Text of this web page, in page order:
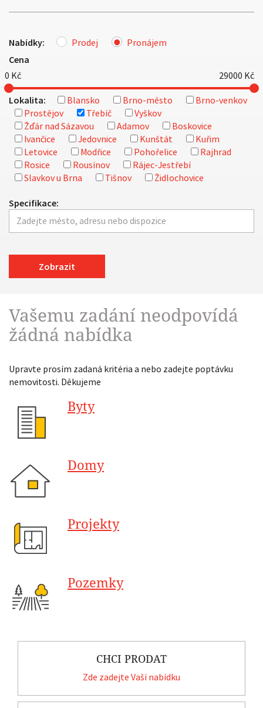
Nabídky: Prodej
Pronájem
Cena
0 Kč 29000 Kč
Lokalita: Blansko Brno-město
Brno-venkov
Prostějov
Třebíč
Vyškov
Žďár nad Sázavou
Adamov
Boskovice
Ivančice
Jedovnice Kunštát
Kuřim
Letovice
Modřice Pohořelice
Rajhrad
Rosice
Rousínov
Rájec-Jestřebí
Slavkov u Brna
Tišnov Židlochovice
Specifikace:
Zobrazit
Vašemu zadání neodpovídá
žádná nabídka
Upravte prosím zadaná kritéria a nebo zadejte poptávku
nemovitosti. Děkujeme
Byty
Domy
Projekty
Pozemky
CHCI PRODAT
Zde zadejte Vaší nabídku